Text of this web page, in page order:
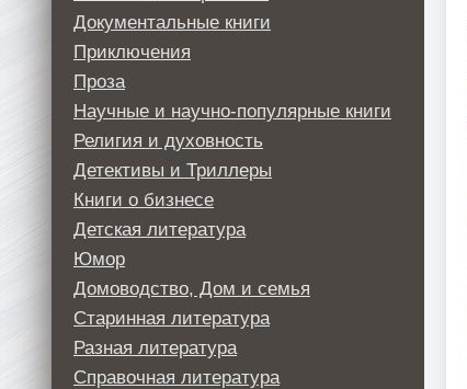
Документальные книги
Приключения
Проза
Научные и научно-популярные книги
Религия и духовность
Детективы и Триллеры
Книги о бизнесе
Детская литература
Юмор
Домоводство, Дом и семья
Старинная литература
Разная литература
Справочная литература